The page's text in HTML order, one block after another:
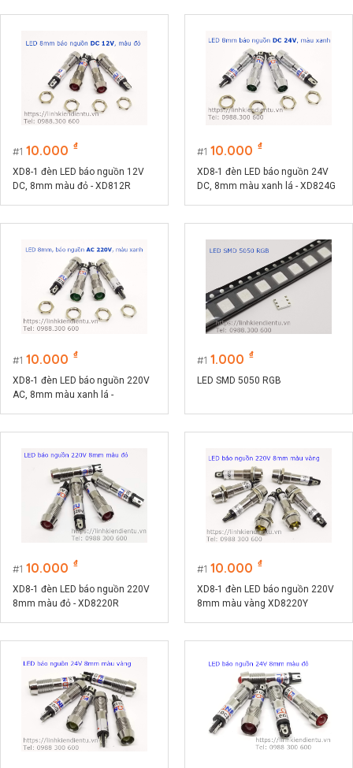
1 10.000 ₫
XD8-1 đèn LED báo nguồn 12V
DC, 8mm màu đỏ - XD812R
1 10.000 ₫
XD8-1 đèn LED báo nguồn 24V
DC, 8mm màu xanh lá - XD824G
1 10.000 ₫
XD8-1 đèn LED báo nguồn 220V
AC, 8mm màu xanh lá -
1 1.000 ₫
LED SMD 5050 RGB
1 10.000 ₫
XD8-1 đèn LED báo nguồn 220V
8mm màu đỏ - XD8220R
1 10.000 ₫
XD8-1 đèn LED báo nguồn 220V
8mm màu vàng XD8220Y